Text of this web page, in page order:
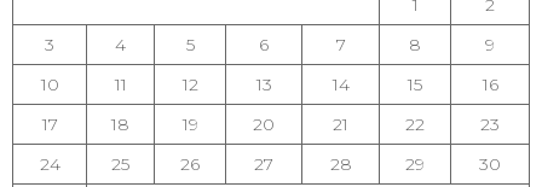
3
4 5 6 7 8
9
10
11 12 13 14 15
16
17
18 19 20 21 22
23
24
25 26 27 28 29
30